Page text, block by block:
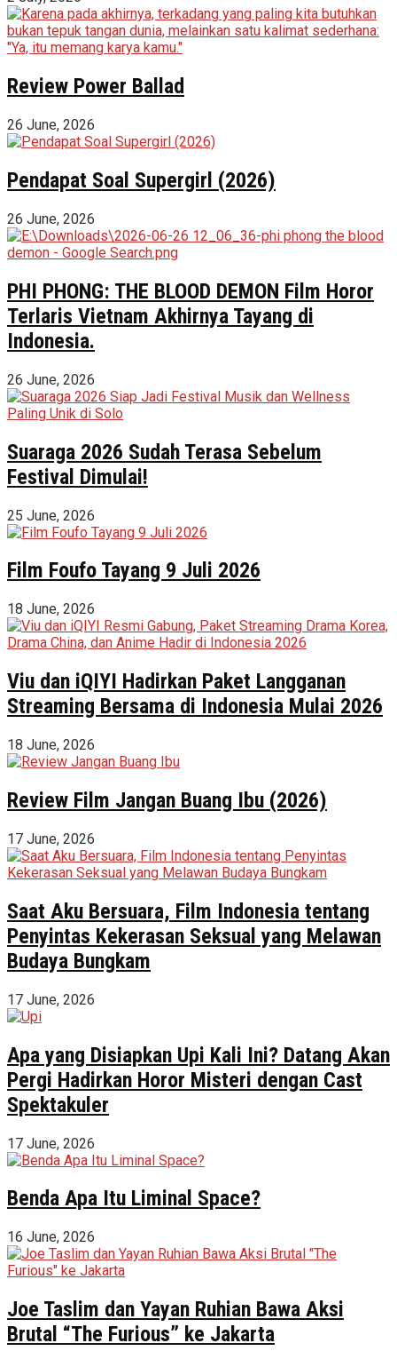
Review Power Ballad
26 June, 2026
Pendapat Soal Supergirl (2026)
26 June, 2026
PHI PHONG: THE BLOOD DEMON Film Horor
Terlaris Vietnam Akhirnya Tayang di
Indonesia.
26 June, 2026
Suaraga 2026 Sudah Terasa Sebelum
Festival Dimulai!
25 June, 2026
Film Foufo Tayang 9 Juli 2026
18 June, 2026
Viu dan iQIYI Hadirkan Paket Langganan
Streaming Bersama di Indonesia Mulai 2026
18 June, 2026
Review Film Jangan Buang Ibu (2026)
17 June, 2026
Saat Aku Bersuara, Film Indonesia tentang
Penyintas Kekerasan Seksual yang Melawan
Budaya Bungkam
17 June, 2026
Apa yang Disiapkan Upi Kali Ini? Datang Akan
Pergi Hadirkan Horor Misteri dengan Cast
Spektakuler
17 June, 2026
Benda Apa Itu Liminal Space?
16 June, 2026
Joe Taslim dan Yayan Ruhian Bawa Aksi
Brutal “The Furious” ke Jakarta